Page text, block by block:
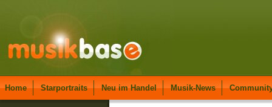
Home Starportraits Neu im Handel Musik-News